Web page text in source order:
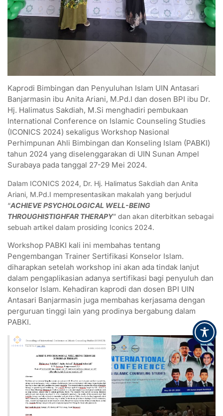
Kaprodi Bimbingan dan Penyuluhan Islam UIN Antasari
Banjarmasin ibu Anita Ariani, M.Pd.I dan dosen BPI ibu Dr.
Hj. Halimatus Sakdiah, M.Si menghadiri pembukaan
International Conference on Islamic Counseling Studies
(ICONICS 2024) sekaligus Workshop Nasional
Perhimpunan Ahli Bimbingan dan Konseling Islam (PABKI)
tahun 2024 yang diselenggarakan di UIN Sunan Ampel
Surabaya pada tanggal 27-29 Mei 2024.
Dalam ICONICS 2024, Dr. Hj. Halimatus Sakdiah dan Anita
Ariani, M.Pd.I mempresentasikan makalah yang berjudul
“ACHIEVE PSYCHOLOGICAL WELL-BEING
THROUGHISTIGHFAR THERAPY” dan akan diterbitkan sebagai
sebuah artikel dalam prosiding Iconics 2024.
Workshop PABKI kali ini membahas tentang
Pengembangan Trainer Sertifikasi Konselor Islam.
diharapkan setelah workshop ini akan ada tindak lanjut
dalam pengaplikasian adanya sertifikasi bagi penyuluh dan
konselor Islam. Kehadiran kaprodi dan dosen BPI UIN
Antasari Banjarmasin juga membahas kerjasama dengan
perguruan tinggi lain yang prodinya bergabung dalam
PABKI.